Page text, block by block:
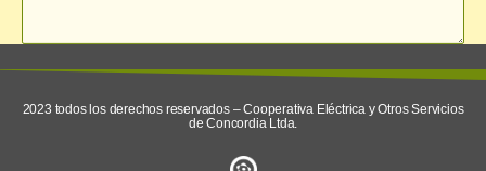
enviar
2023 todos los derechos reservados – Cooperativa Eléctrica y Otros Servicios
de Concordia Ltda.